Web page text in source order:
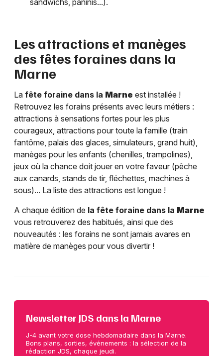
sandwichs, paninis...).
Les attractions et manèges
des fêtes foraines dans la
Marne
La fête foraine dans la Marne est installée !
Retrouvez les forains présents avec leurs métiers :
attractions à sensations fortes pour les plus
courageux, attractions pour toute la famille (train
fantôme, palais des glaces, simulateurs, grand huit),
manèges pour les enfants (chenilles, trampolines),
jeux où la chance doit jouer en votre faveur (pêche
aux canards, stands de tir, fléchettes, machines à
sous)... La liste des attractions est longue !
A chaque édition de la fête foraine dans la Marne
vous retrouverez des habitués, ainsi que des
nouveautés : les forains ne sont jamais avares en
matière de manèges pour vous divertir !
Newsletter JDS dans la Marne
J-4 avant votre dose hebdomadaire dans la Marne.
Bons plans, sorties, événements : la sélection de la
rédaction JDS, chaque jeudi.